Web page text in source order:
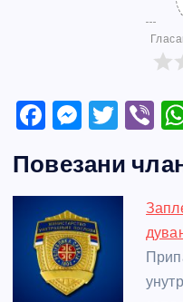
F
c
e
b
o
o
M
ss
e
n
g
er
T
itt
er
Vi
er
Повезани